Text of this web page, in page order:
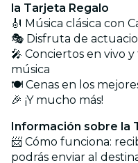
la Tarjeta Regalo
🎻 Música clásica con
🎭 Disfruta de
🎤 Conciertos en vivo
música
🍽️ Cenas en los
🎉 ¡Y mucho más!
Información sobre la
📨 Cómo funciona:
podrás enviar al